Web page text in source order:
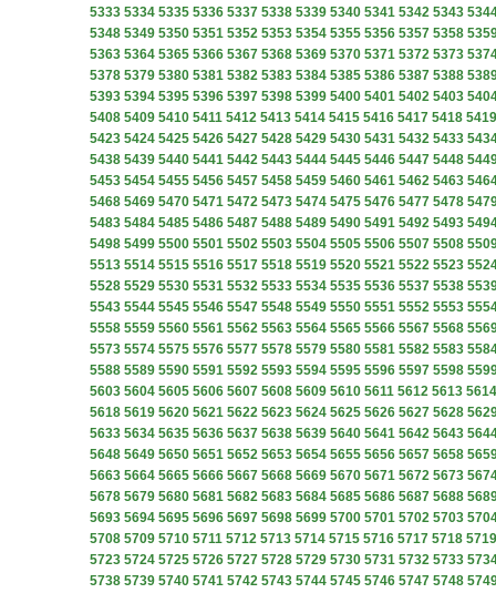
5333 5334 5335 5336 5337 5338 5339 5340 5341 5342 5343
5348 5349 5350 5351 5352 5353 5354 5355 5356 5357 5358
5363 5364 5365 5366 5367 5368 5369 5370 5371 5372 5373
5378 5379 5380 5381 5382 5383 5384 5385 5386 5387 5388
5393 5394 5395 5396 5397 5398 5399 5400 5401 5402 5403
5408 5409 5410 5411 5412 5413 5414 5415 5416 5417 5418 5419
5423 5424 5425 5426 5427 5428 5429 5430 5431 5432 5433
5438 5439 5440 5441 5442 5443 5444 5445 5446 5447 5448
5453 5454 5455 5456 5457 5458 5459 5460 5461 5462 5463
5468 5469 5470 5471 5472 5473 5474 5475 5476 5477 5478
5483 5484 5485 5486 5487 5488 5489 5490 5491 5492 5493
5498 5499 5500 5501 5502 5503 5504 5505 5506 5507 5508
5513 5514 5515 5516 5517 5518 5519 5520 5521 5522 5523
5528 5529 5530 5531 5532 5533 5534 5535 5536 5537 5538
5543 5544 5545 5546 5547 5548 5549 5550 5551 5552 5553
5558 5559 5560 5561 5562 5563 5564 5565 5566 5567 5568
5573 5574 5575 5576 5577 5578 5579 5580 5581 5582 5583
5588 5589 5590 5591 5592 5593 5594 5595 5596 5597 5598
5603 5604 5605 5606 5607 5608 5609 5610 5611 5612 5613 5614
5618 5619 5620 5621 5622 5623 5624 5625 5626 5627 5628
5633 5634 5635 5636 5637 5638 5639 5640 5641 5642 5643
5648 5649 5650 5651 5652 5653 5654 5655 5656 5657 5658
5663 5664 5665 5666 5667 5668 5669 5670 5671 5672 5673
5678 5679 5680 5681 5682 5683 5684 5685 5686 5687 5688
5693 5694 5695 5696 5697 5698 5699 5700 5701 5702 5703
5708 5709 5710 5711 5712 5713 5714 5715 5716 5717 5718 5719
5723 5724 5725 5726 5727 5728 5729 5730 5731 5732 5733
5738 5739 5740 5741 5742 5743 5744 5745 5746 5747 5748